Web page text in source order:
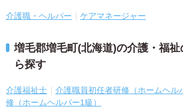
介護職・ヘルパー ケアマネージャー
増毛郡増毛町(北海道)の介護・福
ら探す
介護福祉士 介護職員初任者研修（ホームヘル
修（ホームヘルパー1級）